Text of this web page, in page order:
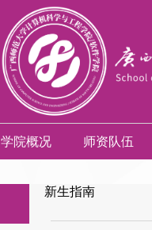
学院概况 师资队伍
新生指南